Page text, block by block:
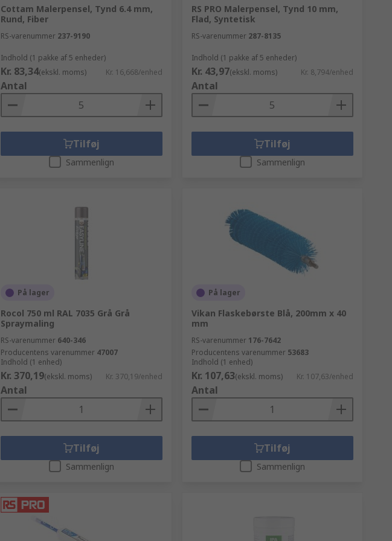
Cottam Malerpensel, Tynd 6.4 mm,
Rund, Fiber
RS-varenummer 237-9190
Indhold (1 pakke af 5 enheder)
Kr. 83,34(ekskl. moms) Kr. 16,668/enhed
Antal
Tilføj
Sammenlign
RS PRO Malerpensel, Tynd 10 mm,
Flad, Syntetisk
RS-varenummer 287-8135
Indhold (1 pakke af 5 enheder)
Kr. 43,97(ekskl. moms) Kr. 8,794/enhed
Antal
Tilføj
Sammenlign
På lager
Rocol 750 ml RAL 7035 Grå Grå
Spraymaling
RS-varenummer 640-346
Producentens varenummer 47007
Indhold (1 enhed)
Kr. 370,19(ekskl. moms) Kr. 370,19/enhed
Antal
Tilføj
Sammenlign
På lager
Vikan Flaskebørste Blå, 200mm x 40
mm
RS-varenummer 176-7642
Producentens varenummer 53683
Indhold (1 enhed)
Kr. 107,63(ekskl. moms) Kr. 107,63/enhed
Antal
Tilføj
Sammenlign